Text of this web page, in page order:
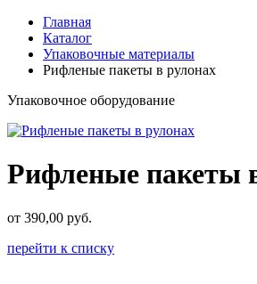
Главная
Каталог
Упаковочные материалы
Рифленые пакеты в рулонах
Упаковочное оборудование
Рифленые пакеты
от 390,00 руб.
перейти к списку